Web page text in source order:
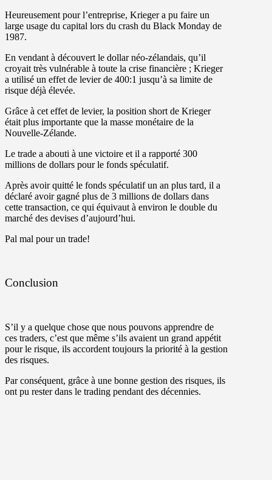
Heureusement pour l’entreprise, Krieger a pu faire un
large usage du capital lors du crash du Black Monday de
1987.
En vendant à découvert le dollar néo-zélandais, qu’il
croyait très vulnérable à toute la crise financière ; Krieger
a utilisé un effet de levier de 400:1 jusqu’à sa limite de
risque déjà élevée.
Grâce à cet effet de levier, la position short de Krieger
était plus importante que la masse monétaire de la
Nouvelle-Zélande.
Le trade a abouti à une victoire et il a rapporté 300
millions de dollars pour le fonds spéculatif.
Après avoir quitté le fonds spéculatif un an plus tard, il a
déclaré avoir gagné plus de 3 millions de dollars dans
cette transaction, ce qui équivaut à environ le double du
marché des devises d’aujourd’hui.
Pal mal pour un trade!
Conclusion
S’il y a quelque chose que nous pouvons apprendre de
ces traders, c’est que même s’ils avaient un grand appétit
pour le risque, ils accordent toujours la priorité à la gestion
des risques.
Par conséquent, grâce à une bonne gestion des risques, ils
ont pu rester dans le trading pendant des décennies.